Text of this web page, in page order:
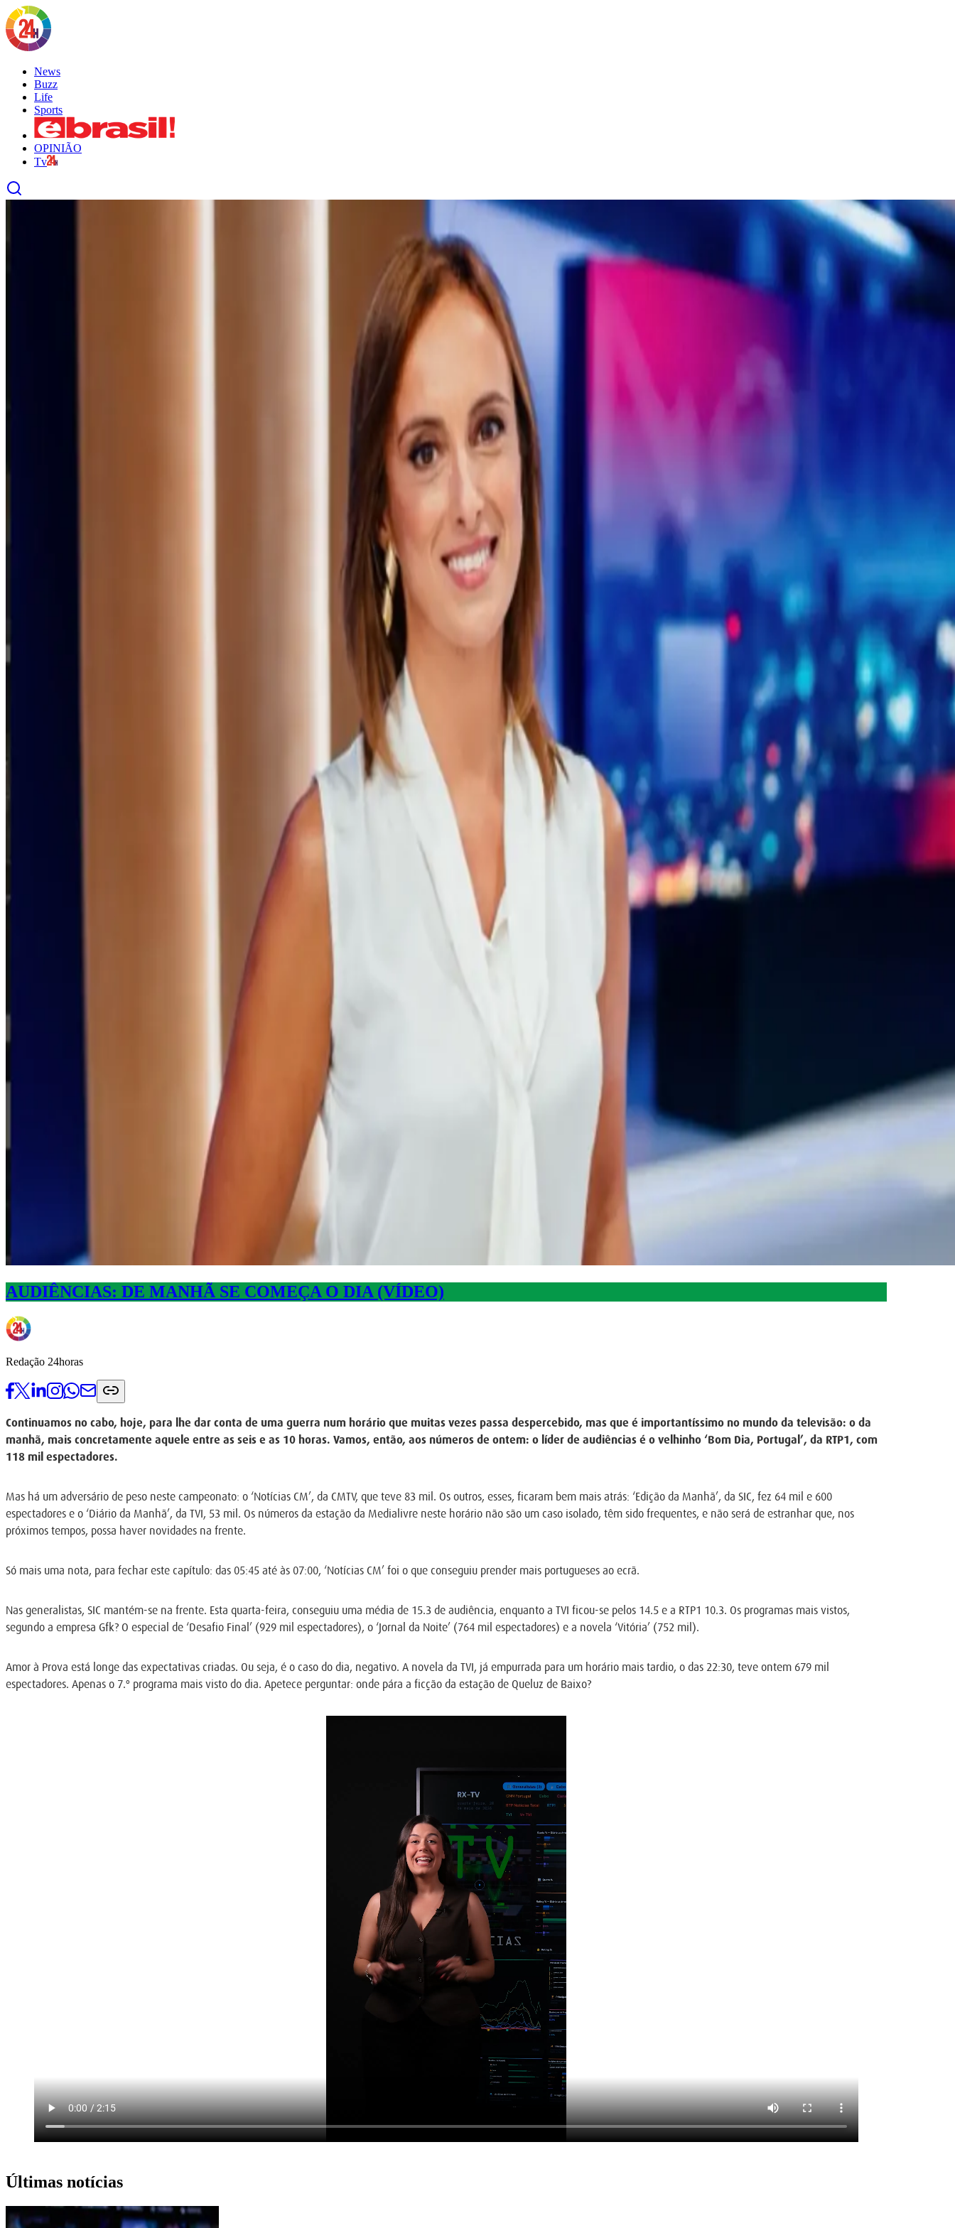
News
Buzz
Life
Sports
OPINIÃO
Tv
AUDIÊNCIAS: DE MANHÃ SE COMEÇA O DIA (VÍDEO)
Redação 24horas
Continuamos no cabo, hoje, para lhe dar conta de uma guerra num horário que muitas vezes passa despercebido, mas que é importantíssimo no mundo da televisão: o da
manhã, mais concretamente aquele entre as seis e as 10 horas. Vamos, então, aos números de ontem: o líder de audiências é o velhinho ‘Bom Dia, Portugal’, da RTP1, com
118 mil espectadores.
Mas há um adversário de peso neste campeonato: o ‘Notícias CM’, da CMTV, que teve 83 mil. Os outros, esses, ficaram bem mais atrás: ‘Edição da Manhã’, da SIC, fez 64 mil e 600
espectadores e o ‘Diário da Manhã’, da TVI, 53 mil. Os números da estação da Medialivre neste horário não são um caso isolado, têm sido frequentes, e não será de estranhar que, nos
próximos tempos, possa haver novidades na frente.
Só mais uma nota, para fechar este capítulo: das 05:45 até às 07:00, ‘Notícias CM’ foi o que conseguiu prender mais portugueses ao ecrã.
Nas generalistas, SIC mantém-se na frente. Esta quarta-feira, conseguiu uma média de 15.3 de audiência, enquanto a TVI ficou-se pelos 14.5 e a RTP1 10.3. Os programas mais vistos,
segundo a empresa Gfk? O especial de ‘Desafio Final’ (929 mil espectadores), o ‘Jornal da Noite’ (764 mil espectadores) e a novela ‘Vitória’ (752 mil).
Amor à Prova está longe das expectativas criadas. Ou seja, é o caso do dia, negativo. A novela da TVI, já empurrada para um horário mais tardio, o das 22:30, teve ontem 679 mil
espectadores. Apenas o 7.º programa mais visto do dia. Apetece perguntar: onde pára a ficção da estação de Queluz de Baixo?
Últimas notícias